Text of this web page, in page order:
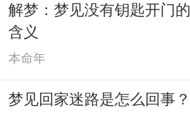
解梦：梦见没有钥匙开门的
含义
本命年
梦见回家迷路是怎么回事？